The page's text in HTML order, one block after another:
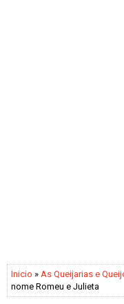
Inicio » As Queijarias e
nome Romeu e Julieta